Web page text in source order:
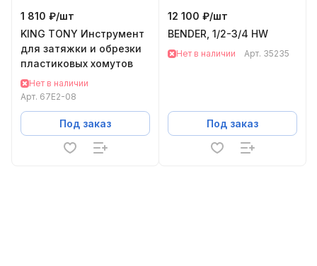
1 810 ₽/шт
KING TONY Инструмент
для затяжки и обрезки
пластиковых хомутов
Нет в наличии
Арт. 67E2-08
Под заказ
12 100 ₽/шт
BENDER, 1/2-3/4 HW
Нет в наличии Арт. 35235
Под заказ